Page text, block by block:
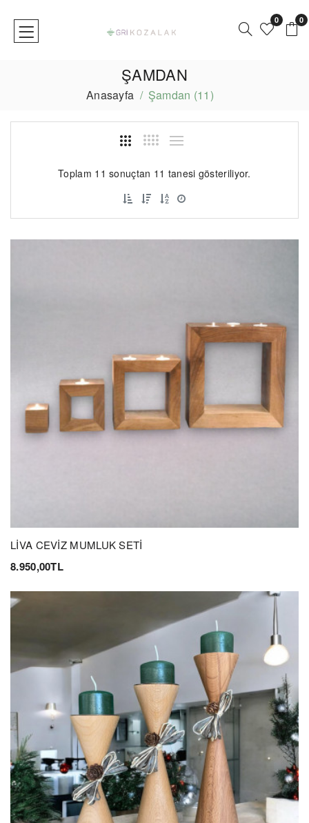
0 0
ŞAMDAN
Anasayfa Şamdan (11)
Toplam 11 sonuçtan 11 tanesi gösteriliyor.
LİVA CEVİZ MUMLUK SETİ
8.950,00TL